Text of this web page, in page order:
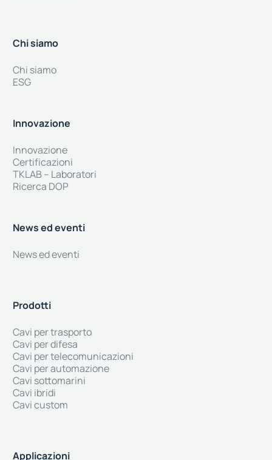
Prodotti
Cavi per trasporto
Cavi per difesa
Cavi per telecomunicazioni
Cavi per automazione
Cavi sottomarini
Cavi ibridi
Cavi custom
Applicazioni
Chi siamo
Chi siamo
ESG
Innovazione
Innovazione
Certificazioni
TKLAB – Laboratori
Ricerca DOP
News ed eventi
News ed eventi